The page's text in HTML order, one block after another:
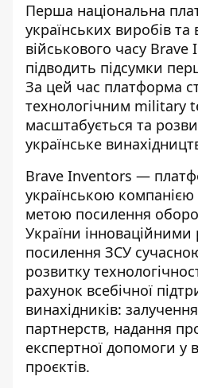
Перша національна
українських виробів та
військового часу Brave
підводить підсумки
За цей час платформа
технологічним military
масштабується та
українське
Brave Inventors —
українською компанією
метою посилення
України
посилення ЗСУ
розвитку
рахунок всебічної
винахідників:
партнерств, надання
експертної допомоги у
проєктів.